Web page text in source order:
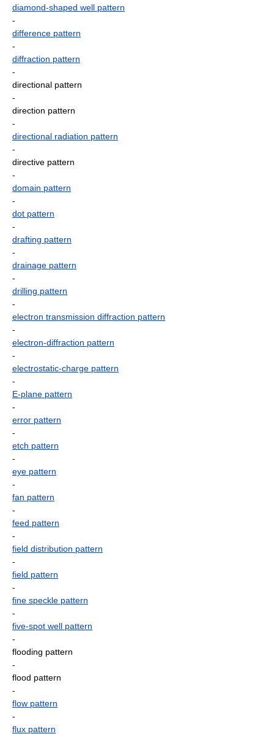
diamond-shaped well pattern
-
difference pattern
-
diffraction pattern
-
directional pattern
-
direction pattern
-
directional radiation pattern
-
directive pattern
-
domain pattern
-
dot pattern
-
drafting pattern
-
drainage pattern
-
drilling pattern
-
electron transmission diffraction pattern
-
electron-diffraction pattern
-
electrostatic-charge pattern
-
E-plane pattern
-
error pattern
-
etch pattern
-
eye pattern
-
fan pattern
-
feed pattern
-
field distribution pattern
-
field pattern
-
fine speckle pattern
-
five-spot well pattern
-
flooding pattern
-
flood pattern
-
flow pattern
-
flux pattern